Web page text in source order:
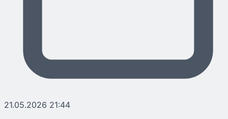
21.05.2026 21:44